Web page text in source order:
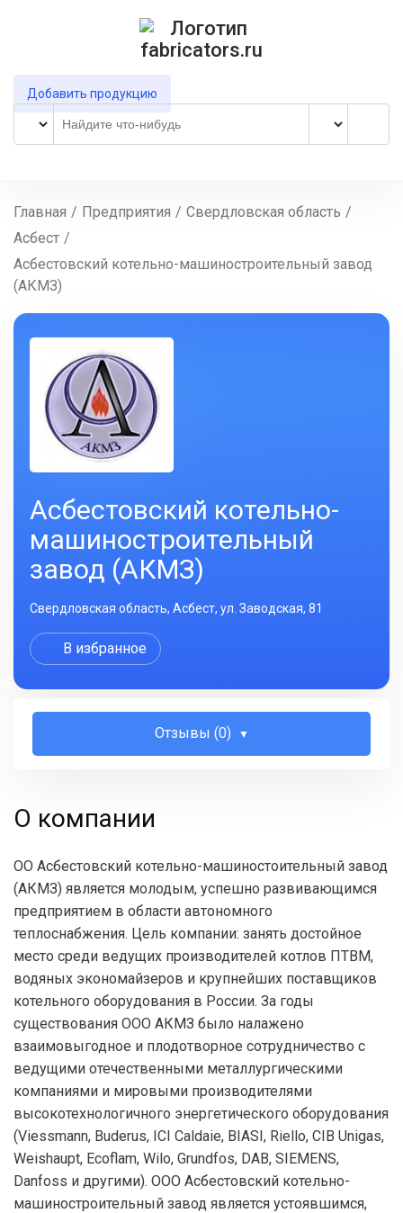
Добавить продукцию
Главная / Предприятия / Свердловская область /
Асбест /
Асбестовский котельно-машиностроительный завод
(АКМЗ)
Асбестовский котельно-
машиностроительный
завод (АКМЗ)
Свердловская область, Асбест, ул. Заводская, 81
В избранное
Отзывы (0)
О компании
ОО Асбестовский котельно-машиностоительный завод
(АКМЗ) является молодым, успешно развивающимся
предприятием в области автономного
теплоснабжения. Цель компании: занять достойное
место среди ведущих производителей котлов ПТВМ,
водяных экономайзеров и крупнейших поставщиков
котельного оборудования в России. За годы
существования ООО АКМЗ было налажено
взаимовыгодное и плодотворное сотрудничество с
ведущими отечественными металлургическими
компаниями и мировыми производителями
высокотехнологичного энергетического оборудования
(Viessmann, Buderus, ICI Caldaie, BIASI, Riello, CIB Unigas,
Weishaupt, Ecoflam, Wilo, Grundfos, DAB, SIEMENS,
Danfoss и другими). ООО Асбестовский котельно-
машиностроительный завод является устоявшимся,